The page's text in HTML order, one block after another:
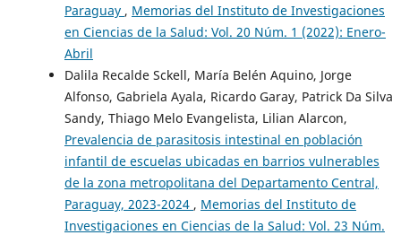
Paraguay , Memorias del Instituto de Investigaciones
en Ciencias de la Salud: Vol. 20 Núm. 1 (2022): Enero-
Abril
Dalila Recalde Sckell, María Belén Aquino, Jorge
Alfonso, Gabriela Ayala, Ricardo Garay, Patrick Da Silva
Sandy, Thiago Melo Evangelista, Lilian Alarcon,
Prevalencia de parasitosis intestinal en población
infantil de escuelas ubicadas en barrios vulnerables
de la zona metropolitana del Departamento Central,
Paraguay, 2023-2024 , Memorias del Instituto de
Investigaciones en Ciencias de la Salud: Vol. 23 Núm.